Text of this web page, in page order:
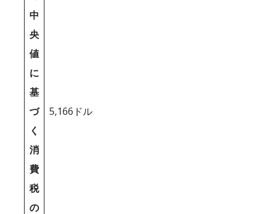
中
央
値
に
基
づ
く
消
費
税
の
5,166ドル